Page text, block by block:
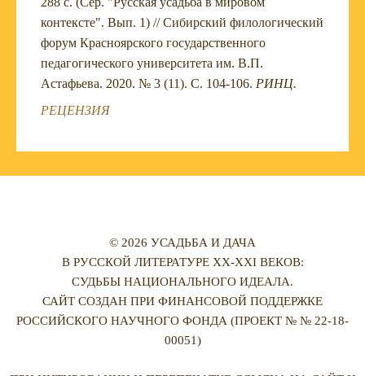
контексте". Вып. 1) // Сибирский филологический
форум Красноярского государственного
педагогического университета им. В.П.
Астафьева. 2020. № 3 (11). С. 104-106. РИНЦ.
РЕЦЕНЗИЯ
© 2026 УСАДЬБА И ДАЧА
В РУССКОЙ ЛИТЕРАТУРЕ XX-XXI ВЕКОВ:
СУДЬБЫ НАЦИОНАЛЬНОГО ИДЕАЛА.
САЙТ СОЗДАН ПРИ ФИНАНСОВОЙ ПОДДЕРЖКЕ
РОССИЙСКОГО НАУЧНОГО ФОНДА (ПРОЕКТ № № 22-18-
00051)